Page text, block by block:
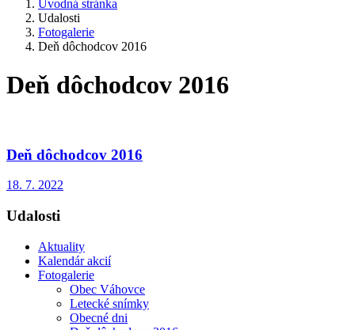
Úvodná stránka
Udalosti
Fotogalerie
Deň dôchodcov 2016
Deň dôchodcov 2016
Deň dôchodcov 2016
18. 7. 2022
Udalosti
Aktuality
Kalendár akcií
Fotogalerie
Obec Váhovce
Letecké snímky
Obecné dni